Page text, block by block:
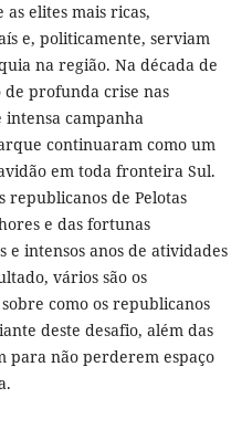
elites mais ricas,
e, politicamente, serviam
na região. Na década de
de profunda crise nas
intensa campanha
continuaram como um
em toda fronteira Sul.
republicanos de Pelotas
e das fortunas
e intensos anos de atividades
vários são os
como os republicanos
deste desafio, além das
para não perderem espaço